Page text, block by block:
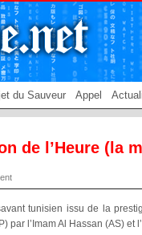
du Sauveur Appel
de l’Heure (la
tunisien issu de la
l’Imam Al Hassan (AS) et